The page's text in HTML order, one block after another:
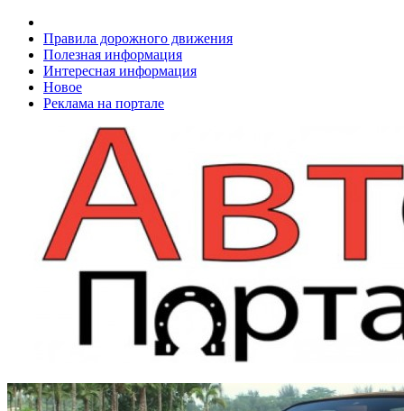
Правила дорожного движения
Полезная информация
Интересная информация
Новое
Реклама на портале